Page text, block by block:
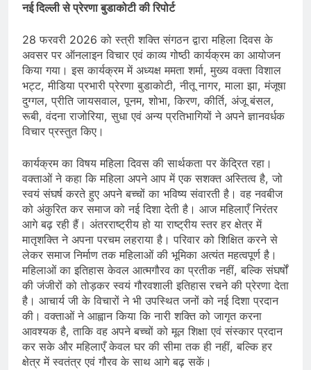
नई दिल्ली से प्रेरणा बुडाकोटी की रिपोर्ट
28 फरवरी 2026 को स्त्री शक्ति संगठन द्वारा महिला दिवस के
अवसर पर ऑनलाइन विचार एवं काव्य गोष्ठी कार्यक्रम का आयोजन
किया गया। इस कार्यक्रम में अध्यक्ष ममता शर्मा, मुख्य वक्ता विशाल
भट्ट, मीडिया प्रभारी प्रेरणा बुडाकोटी, नीतू नागर, माला झा, मंजूषा
दुग्गल, प्रीति जायसवाल, पूनम, शोभा, किरण, कीर्ति, अंजू बंसल,
रूबी, वंदना राजोरिया, सुधा एवं अन्य प्रतिभागियों ने अपने ज्ञानवर्धक
विचार प्रस्तुत किए।
कार्यक्रम का विषय महिला दिवस की सार्थकता पर केंद्रित रहा।
वक्ताओं ने कहा कि महिला अपने आप में एक सशक्त अस्तित्व है, जो
स्वयं संघर्ष करते हुए अपने बच्चों का भविष्य संवारती है। वह नवबीज
को अंकुरित कर समाज को नई दिशा देती है। आज महिलाएँ निरंतर
आगे बढ़ रही हैं। अंतरराष्ट्रीय हो या राष्ट्रीय स्तर हर क्षेत्र में
मातृशक्ति ने अपना परचम लहराया है। परिवार को शिक्षित करने से
लेकर समाज निर्माण तक महिलाओं की भूमिका अत्यंत महत्वपूर्ण है।
महिलाओं का इतिहास केवल आत्मगौरव का प्रतीक नहीं, बल्कि संघर्षों
की जंजीरों को तोड़कर स्वयं गौरवशाली इतिहास रचने की प्रेरणा देता
है। आचार्य जी के विचारों ने भी उपस्थित जनों को नई दिशा प्रदान
की। वक्ताओं ने आह्वान किया कि नारी शक्ति को जागृत करना
आवश्यक है, ताकि वह अपने बच्चों को मूल शिक्षा एवं संस्कार प्रदान
कर सके और महिलाएँ केवल घर की सीमा तक ही नहीं, बल्कि हर
क्षेत्र में स्वतंत्र एवं गौरव के साथ आगे बढ़ सकें।